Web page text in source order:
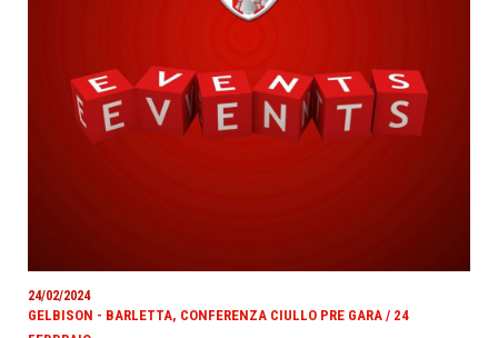
24/02/2024
GELBISON - BARLETTA, CONFERENZA CIULLO PRE GARA / 24